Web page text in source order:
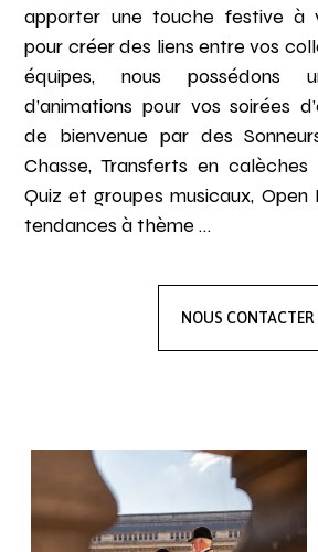
apporter une touche festive à
pour créer des liens entre vos
équipes, nous possédons
d’animations pour vos soirées
de bienvenue par des
Chasse, Transferts en
Quiz et groupes musicaux,
tendances à thème …
NOUS CONTACTER